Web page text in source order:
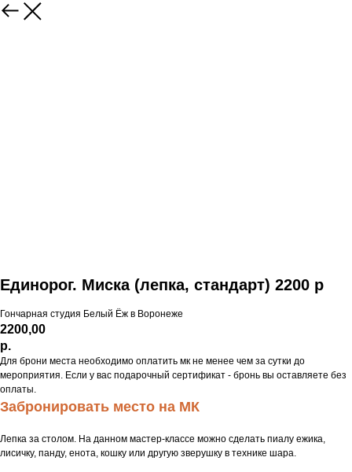
Единорог. Миска (лепка, стандарт) 2200 р
Гончарная студия Белый Ёж в Воронеже
2200,00
р.
Для брони места необходимо оплатить мк не менее чем за сутки до
мероприятия. Если у вас подарочный сертификат - бронь вы оставляете без
оплаты.
Забронировать место на МК
Лепка за столом. На данном мастер-классе можно сделать пиалу ежика,
лисичку, панду, енота, кошку или другую зверушку в технике шара.